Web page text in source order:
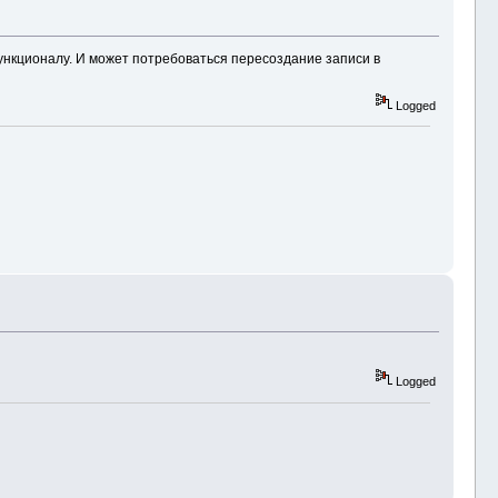
И может потребоваться пересоздание записи в
Logged
Logged